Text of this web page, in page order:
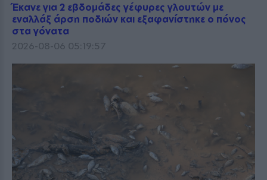
Έκανε για 2 εβδομάδες γέφυρες γλουτών με
εναλλάξ άρση ποδιών και εξαφανίστηκε ο πόνος
στα γόνατα
2026-08-06 05:19:57